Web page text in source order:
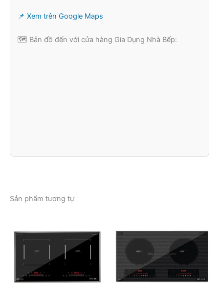
📌 Xem trên Google Maps
🗺️ Bản đồ đến với cửa hàng Gia Dụng Nhà Bếp:
Sản phẩm tương tự